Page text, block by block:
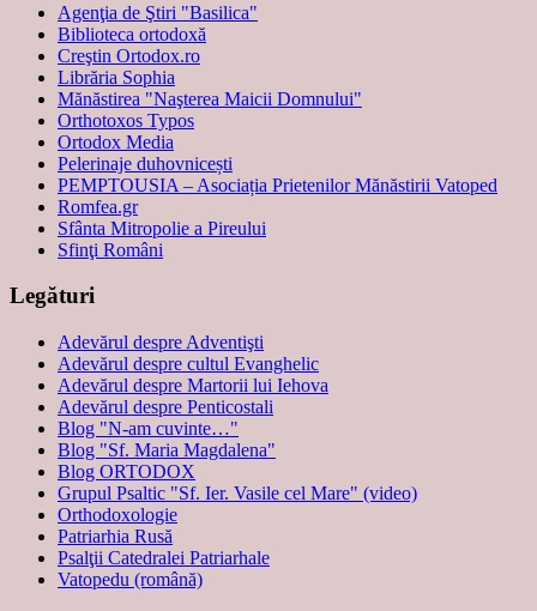
Agenţia de Ştiri "Basilica"
Biblioteca ortodoxă
Creştin Ortodox.ro
Librăria Sophia
Mănăstirea "Naşterea Maicii Domnului"
Orthotoxos Typos
Ortodox Media
Pelerinaje duhovnicești
PEMPTOUSIA – Asociația Prietenilor Mănăstirii Vatoped
Romfea.gr
Sfânta Mitropolie a Pireului
Sfinţi Români
Legături
Adevărul despre Adventişti
Adevărul despre cultul Evanghelic
Adevărul despre Martorii lui Iehova
Adevărul despre Penticostali
Blog "N-am cuvinte…"
Blog "Sf. Maria Magdalena"
Blog ORTODOX
Grupul Psaltic "Sf. Ier. Vasile cel Mare" (video)
Orthodoxologie
Patriarhia Rusă
Psalţii Catedralei Patriarhale
Vatopedu (română)